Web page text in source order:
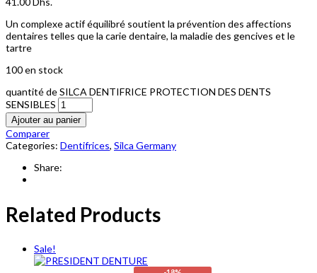
Un complexe actif équilibré soutient la prévention des affections
dentaires telles que la carie dentaire, la maladie des gencives et le
tartre
100 en stock
quantité de SILCA DENTIFRICE PROTECTION DES DENTS
SENSIBLES
Ajouter au panier
Comparer
Categories: Dentifrices, Silca Germany
Share:
Related Products
Sale!